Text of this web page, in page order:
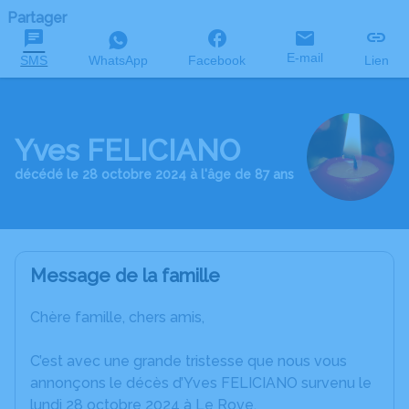
Partager
SMS WhatsApp Facebook E-mail Lien
Yves FELICIANO
décédé le 28 octobre 2024 à l'âge de 87 ans
Message de la famille
Chère famille, chers amis,
C’est avec une grande tristesse que nous vous
annonçons le décès d’Yves FELICIANO survenu le
lundi 28 octobre 2024 à Le Rove.